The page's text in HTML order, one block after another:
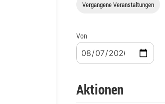
Vergangene Veranstaltungen
Von
Aktionen